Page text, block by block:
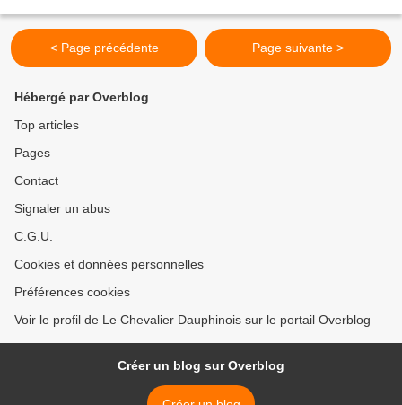
< Page précédente Page suivante >
Hébergé par Overblog
Top articles
Pages
Contact
Signaler un abus
C.G.U.
Cookies et données personnelles
Préférences cookies
Voir le profil de Le Chevalier Dauphinois sur le portail Overblog
Créer un blog sur Overblog